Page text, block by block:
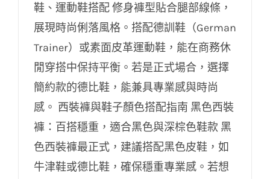
鞋、運動鞋搭配 修身褲型貼合腿部線條，
展現時尚俐落風格。搭配德訓鞋（German
Trainer）或素面皮革運動鞋，能在商務休
閒穿搭中保持平衡。若是正式場合，選擇
簡約款的德比鞋，能兼具專業感與時尚
感。 西裝褲與鞋子顏色搭配指南 黑色西裝
褲：百搭穩重，適合黑色與深棕色鞋款 黑
色西裝褲最正式，建議搭配黑色皮鞋，如
牛津鞋或德比鞋，確保穩重專業感。若想